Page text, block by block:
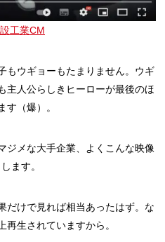
工業CM
もウギョーもたまりません。ウギ
主人公らしきヒーローが最後のほ
す（爆）。
ジメな大手企業、よくこんな映像
ます。
だけで見れば相当あったはず。な
再生されていますから。